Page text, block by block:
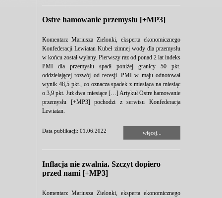
Ostre hamowanie przemysłu [+MP3]
Komentarz Mariusza Zielonki, eksperta ekonomicznego
Konfederacji Lewiatan Kubeł zimnej wody dla przemysłu
w końcu został wylany. Pierwszy raz od ponad 2 lat indeks
PMI dla przemysłu spadł poniżej granicy 50 pkt.
oddzielającej rozwój od recesji. PMI w maju odnotował
wynik 48,5 pkt., co oznacza spadek z miesiąca na miesiąc
o 3,9 pkt. Już dwa miesiące […] Artykuł Ostre hamowanie
przemysłu [+MP3] pochodzi z serwisu Konfederacja
Lewiatan.
Data publikacji: 01.06.2022 więcej...
Inflacja nie zwalnia. Szczyt dopiero
przed nami [+MP3]
Komentarz Mariusza Zielonki, eksperta ekonomicznego